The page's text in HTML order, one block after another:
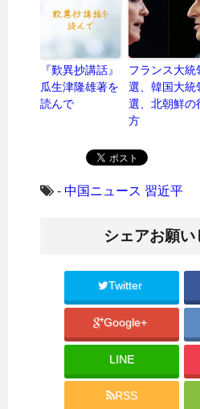
『歎異抄講話』
瓜生津隆雄著を
読んで
フランス大統
選、韓国大統
選、北朝鮮の
方
- 中国ニュース 習近平
シェアお願い
Twitter
Google+
LINE
RSS